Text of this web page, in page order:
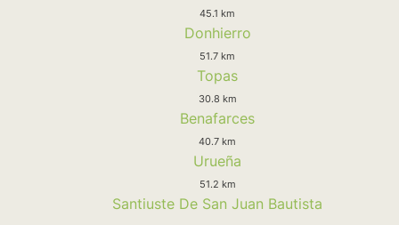
45.1 km
Donhierro
51.7 km
Topas
30.8 km
Benafarces
40.7 km
Urueña
51.2 km
Santiuste De San Juan Bautista